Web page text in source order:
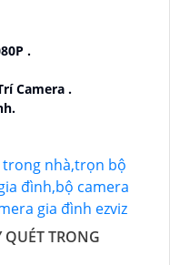
.
Camera .
QUÉT TRONG